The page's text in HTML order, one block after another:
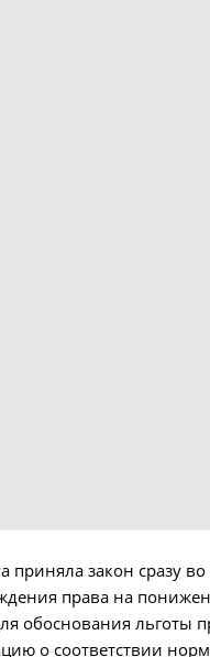
приняла закон сразу
права на
обоснования льготы
о соответствии